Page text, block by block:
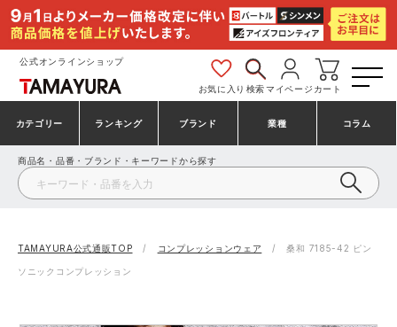
公式オンラインショップ
お気に入り 検索マイページ カート
カテゴリー
安全靴・作業靴
ランキング
安全靴ランキング
安全靴スニーカーランキング
ブランド
アシックス
プーマ コンバース（CONVERSE）
業種
建設・建築作業服
製造・工場作業服
コラム
商品名・品番・ブランド・キーワードから探す
TAMAYURA公式通販TOP コンプレッションウェア 桑和 7185-42 ピン
ソニックコンプレッション